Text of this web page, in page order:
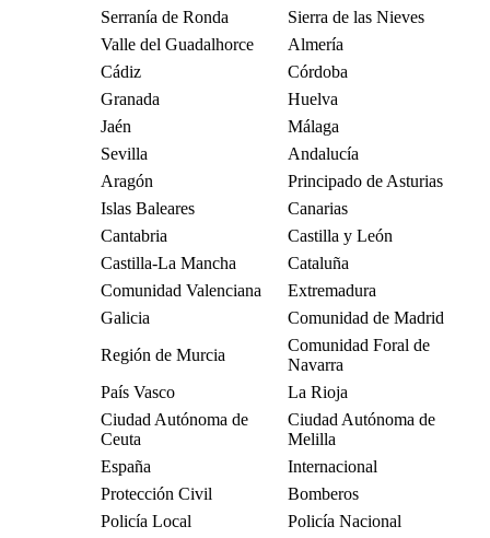
Serranía de Ronda
Sierra de las Nieves
Valle del Guadalhorce
Almería
Cádiz
Córdoba
Granada
Huelva
Jaén
Málaga
Sevilla
Andalucía
Aragón
Principado de Asturias
Islas Baleares
Canarias
Cantabria
Castilla y León
Castilla-La Mancha
Cataluña
Comunidad Valenciana
Extremadura
Galicia
Comunidad de Madrid
Región de Murcia
Comunidad Foral de
Navarra
País Vasco
La Rioja
Ciudad Autónoma de
Ceuta
Ciudad Autónoma de
Melilla
España
Internacional
Protección Civil
Bomberos
Policía Local
Policía Nacional